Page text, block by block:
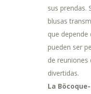
sus prendas.
blusas
que
pueden ser
de reuniones
divertidas.
La Böcoque-